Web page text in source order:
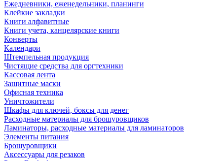
Ежедневники, еженедельники, планинги
Клейкие закладки
Книги алфавитные
Книги учета, канцелярские книги
Конверты
Календари
Штемпельная продукция
Чистящие средства для оргтехники
Кассовая лента
Защитные маски
Офисная техника
Уничтожители
Шкафы для ключей, боксы для денег
Расходные материалы для брошуровщиков
Ламинаторы, расходные материалы для ламинаторов
Элементы питания
Брошуровщики
Аксессуары для резаков